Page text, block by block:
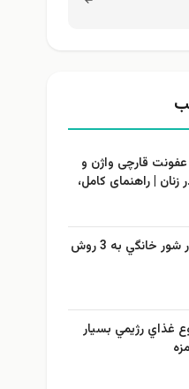
قارچی واژن و
| راهنمای کامل،
طرز تهيه خیار شور خانگي به 3 روش
تهيه 8 نوع غذاي رژيمي بسيار